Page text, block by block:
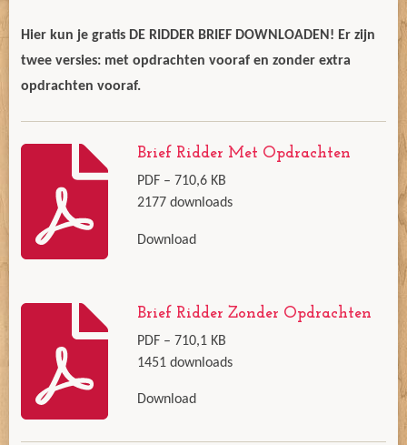
Hier kun je gratis DE RIDDER BRIEF DOWNLOADEN! Er zijn
twee versies: met opdrachten vooraf en zonder extra
opdrachten vooraf.
Brief Ridder Met Opdrachten
PDF – 710,6 KB
2177 downloads
Download
Brief Ridder Zonder Opdrachten
PDF – 710,1 KB
1451 downloads
Download